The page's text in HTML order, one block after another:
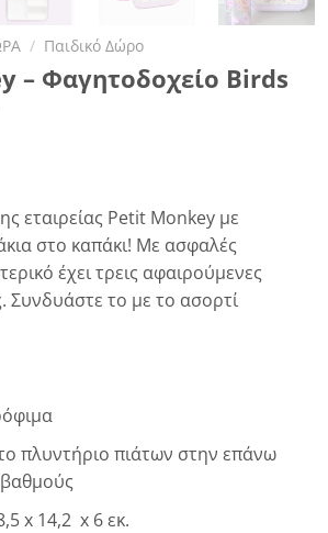
/ Παιδικό Δώρο
– Φαγητοδοχείο Birds
εταιρείας Petit Monkey με
στο καπάκι! Με ασφαλές
έχει τρεις αφαιρούμενες
Συνδυάστε το με το ασορτί
πλυντήριο πιάτων στην επάνω
x 14,2 x 6 εκ.